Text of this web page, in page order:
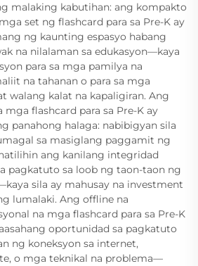
malaking kabutihan: ang kompakto
set ng flashcard para sa Pre-K ay
ng kaunting espasyo habang
na nilalaman sa edukasyon—kaya
para sa mga pamilya na
na tahanan o para sa mga
walang kalat na kapaligiran. Ang
flashcard para sa Pre-K ay
panahong halaga: nabibigyan sila
sa masiglang paggamit ng
ang kanilang integridad
pagkatuto sa loob ng taon-taon ng
sila ay mahusay na investment
lumalaki. Ang offline na
na mga flashcard para sa Pre-K
oportunidad sa pagkatuto
ng koneksyon sa internet,
o mga teknikal na problema—